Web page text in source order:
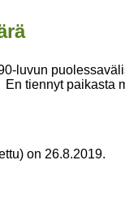
luvun
tiennyt paikasta
on 26.8.2019.